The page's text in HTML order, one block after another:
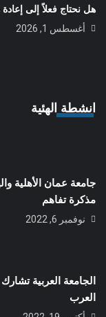
هل نحتاج فعلاً إلى إعادة
أغسطس 1, 2026
انشطة الهئية
جامعة عمان الأهلية
مذكرة تفاهم
نوفمبر 6, 2022
العرب